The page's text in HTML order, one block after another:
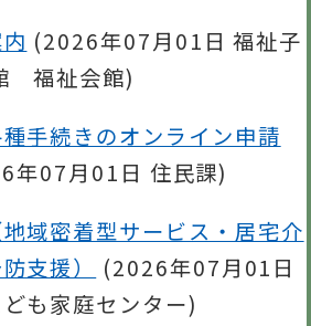
(2026年07月01日 福祉子
福祉会館)
手続きのオンライン申請
年07月01日 住民課)
域密着型サービス・居宅介
支援）
(2026年07月01日
も家庭センター)